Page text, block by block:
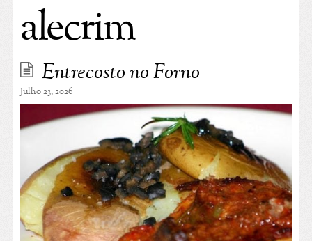
alecrim
Entrecosto no Forno
Julho 23, 2026